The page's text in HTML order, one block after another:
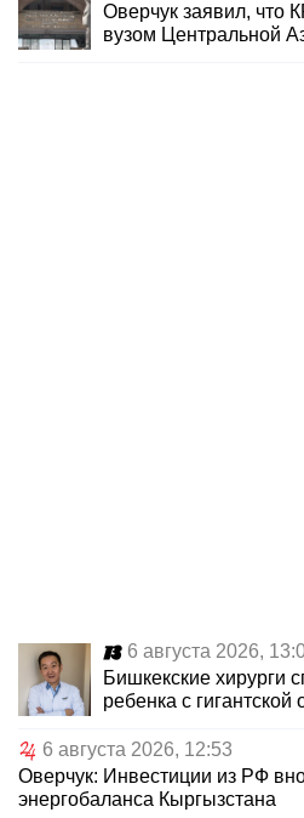
Оверчук заявил, что
вузом Центральной
6 августа 2026,
Бишкекские хирурги
ребенка с
6 августа 2026, 12:53
Оверчук: Инвестиции из РФ
энергобаланса Кыргызстана